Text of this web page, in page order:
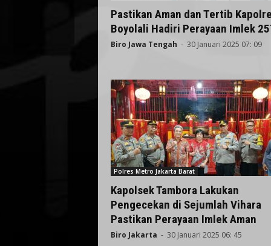
Pastikan Aman dan Tertib
Boyolali Hadiri Perayaan Imlek
Biro Jawa Tengah - 30 Januari 2025 07: 09
Polres Metro Jakarta Barat
Kapolsek Tambora Lakukan
Pengecekan di Sejumlah Vihara
Pastikan Perayaan Imlek Aman
Biro Jakarta - 30 Januari 2025 06: 45